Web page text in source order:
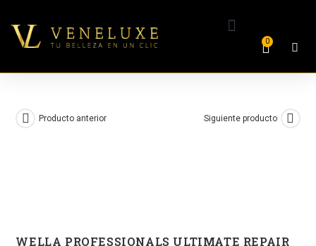
0
Producto anterior Siguiente producto
WELLA PROFESSIONALS ULTIMATE REPAIR